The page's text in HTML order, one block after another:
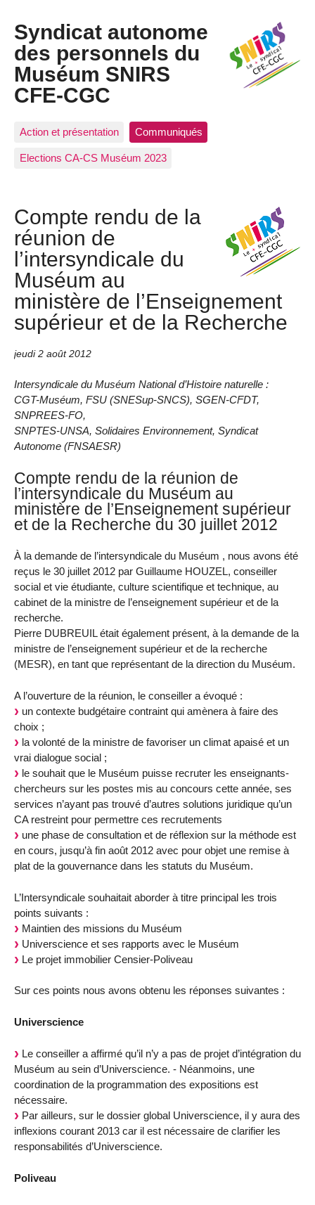
Syndicat autonome
des personnels du
Muséum SNIRS
CFE-CGC
Action et présentation Communiqués
Elections CA-CS Muséum 2023
Compte rendu de la
réunion de
l’intersyndicale du
Muséum au
ministère de l’Enseignement
supérieur et de la Recherche
jeudi 2 août 2012
Intersyndicale du Muséum National d’Histoire naturelle :
CGT-Muséum, FSU (SNESup-SNCS), SGEN-CFDT,
SNPREES-FO,
SNPTES-UNSA, Solidaires Environnement, Syndicat
Autonome (FNSAESR)
Compte rendu de la réunion de
l’intersyndicale du Muséum au
ministère de l’Enseignement supérieur
et de la Recherche du 30 juillet 2012
À la demande de l’intersyndicale du Muséum , nous avons été
reçus le 30 juillet 2012 par Guillaume HOUZEL, conseiller
social et vie étudiante, culture scientifique et technique, au
cabinet de la ministre de l’enseignement supérieur et de la
recherche.
Pierre DUBREUIL était également présent, à la demande de la
ministre de l’enseignement supérieur et de la recherche
(MESR), en tant que représentant de la direction du Muséum.
A l’ouverture de la réunion, le conseiller a évoqué :
un contexte budgétaire contraint qui amènera à faire des
choix ;
la volonté de la ministre de favoriser un climat apaisé et un
vrai dialogue social ;
le souhait que le Muséum puisse recruter les enseignants-
chercheurs sur les postes mis au concours cette année, ses
services n’ayant pas trouvé d’autres solutions juridique qu’un
CA restreint pour permettre ces recrutements
une phase de consultation et de réflexion sur la méthode est
en cours, jusqu’à fin août 2012 avec pour objet une remise à
plat de la gouvernance dans les statuts du Muséum.
L’Intersyndicale souhaitait aborder à titre principal les trois
points suivants :
Maintien des missions du Muséum
Universcience et ses rapports avec le Muséum
Le projet immobilier Censier-Poliveau
Sur ces points nous avons obtenu les réponses suivantes :
Universcience
Le conseiller a affirmé qu’il n’y a pas de projet d’intégration du
Muséum au sein d’Universcience. - Néanmoins, une
coordination de la programmation des expositions est
nécessaire.
Par ailleurs, sur le dossier global Universcience, il y aura des
inflexions courant 2013 car il est nécessaire de clarifier les
responsabilités d’Universcience.
Poliveau